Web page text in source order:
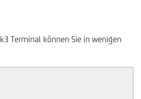
Terminal können Sie in wenigen